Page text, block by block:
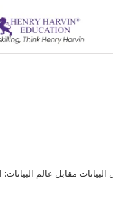
البيانات مقابل عالم البيانات: